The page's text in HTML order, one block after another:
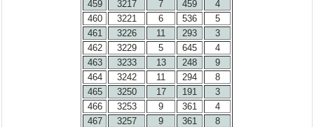
459
3217 7 459
4
460
3221 6 536
5
461
3226 11 293
3
462
3229 5 645
4
463
3233 13 248
9
464
3242 11 294
8
465
3250 17 191
3
466
3253 9 361
4
467
3257 9 361
8